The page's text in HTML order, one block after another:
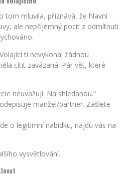
tom mluvila, přiznává, že hlavní
ale nepříjemný pocit z odmítnutí
ti nevykonal žádnou
cítit zavázaná. Pár vět, které
neuvažuji. Na shledanou.“
manžel/partner. Zašlete
o legitimní nabídku, najdu vás na
vysvětlování.